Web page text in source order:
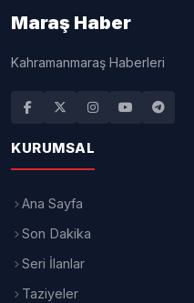
Maraş Haber
Kahramanmaraş Haberleri
KURUMSAL
Ana Sayfa
Son Dakika
Seri İlanlar
Taziyeler